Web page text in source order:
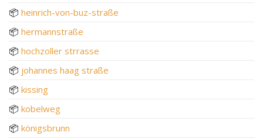
📦 heinrich-von-buz-straße
📦 hermannstraße
📦 hochzoller strrasse
📦 johannes haag straße
📦 kissing
📦 kobelweg
📦 königsbrunn